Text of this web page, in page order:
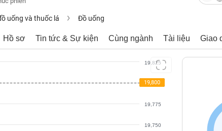
uống và thuốc lá Đồ uống
Hồ sơ Tin tức & Sự kiện Cùng ngành Tài liệu Giao
19,800
19,750
19,775
19,825
19,800
19,800